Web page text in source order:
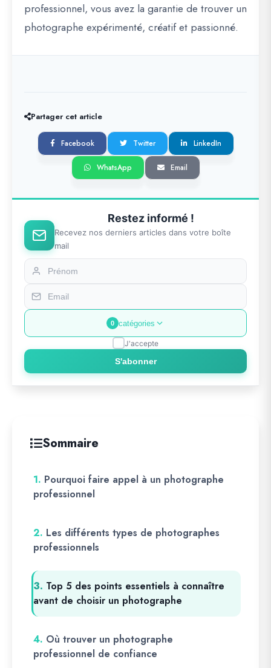
professionnel, vous avez la garantie de trouver un
photographe expérimenté, créatif et passionné.
Partager cet article
Facebook Twitter LinkedIn
WhatsApp Email
Restez informé !
Recevez nos derniers articles dans votre boîte
mail
0 catégories
J'accepte
S'abonner
Sommaire
1. Pourquoi faire appel à un photographe
professionnel
2. Les différents types de photographes
professionnels
3. Top 5 des points essentiels à connaître
avant de choisir un photographe
4. Où trouver un photographe
professionnel de confiance